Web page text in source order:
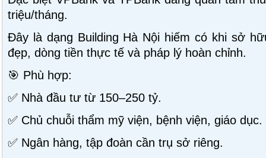
triệu/tháng.
Đây là dạng Building Hà Nội hiếm có khi sở
đẹp, dòng tiền thực tế và pháp lý hoàn chỉnh.
🎯 Phù hợp:
✅ Nhà đầu tư từ 150–250 tỷ.
✅ Chủ chuỗi thẩm mỹ viện, bệnh viện, giáo dục.
✅ Ngân hàng, tập đoàn cần trụ sở riêng.